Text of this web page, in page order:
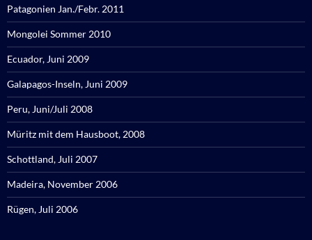
Patagonien Jan./Febr. 2011
Mongolei Sommer 2010
Ecuador, Juni 2009
Galapagos-Inseln, Juni 2009
Peru, Juni/Juli 2008
Müritz mit dem Hausboot, 2008
Schottland, Juli 2007
Madeira, November 2006
Rügen, Juli 2006